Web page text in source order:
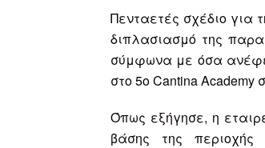
Πενταετές σχέδιο για
διπλασιασμό της
σύμφωνα με όσα
στο 5ο Cantina Academy
Όπως εξήγησε, η
βάσης της περιοχής